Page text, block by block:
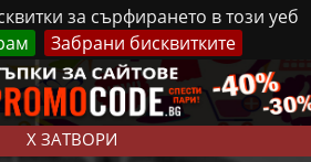
за сърфирането в този уеб
Забрани бисквитките
X ЗАТВОРИ
2026 Реклама Контакти